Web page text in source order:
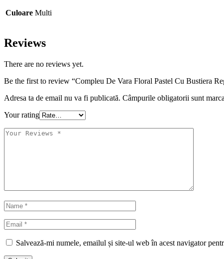
Culoare Multi
Reviews
There are no reviews yet.
Be the first to review “Compleu De Vara Floral Pastel Cu Bustiera
Adresa ta de email nu va fi publicată. Câmpurile obligatorii sunt
Your rating
Salvează-mi numele, emailul și site-ul web în acest navigator